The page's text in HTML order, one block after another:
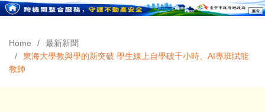
Home
最新新聞
東海大學教與學的新突破 學生線上自學破千小時、AI專班賦能
教師